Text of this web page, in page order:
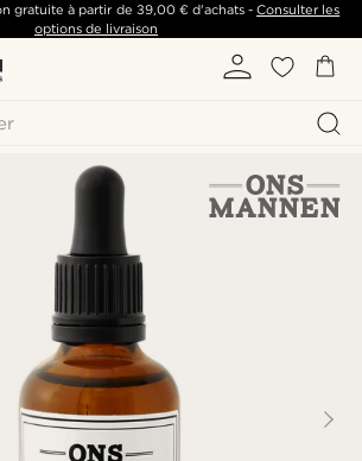
gratuite à partir de 39,00 €d'achats -Consulter les
options de livraison